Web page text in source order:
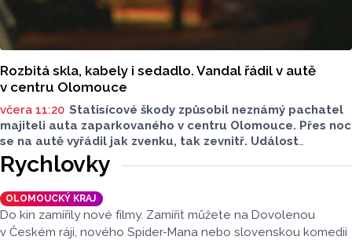
Rozbitá skla, kabely i sedadlo. Vandal řádil v autě
v centru Olomouce
včera 11:20 Statisícové škody způsobil neznámý pachatel
majiteli auta zaparkovaného v centru Olomouce. Přes noc
se na autě vyřádil jak zvenku, tak zevnitř. Událost
vyšetřovali olomoučtí policisté a v ranních hodinách o ní
informovala tisková mluvčí Marie Šafářová. Pachateli
hrozí i vězení.
Rychlovky
OLOMOUCKÝ KRAJ
Do kin zamířily nové filmy. Zamířit můžete na Dovolenou
v Českém ráji, nového Spider-Mana nebo slovenskou komedii